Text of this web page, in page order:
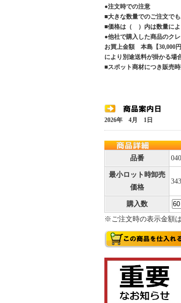
●注文時での注意
■大きな数量でのご注文で
■価格は（ ）内は数量に
●他社で購入した商品のク
お買上金額 本島【30,000
により別途送料が掛かる
■スポット商材につき販売
2026年 4月 1日
品番
最小ロット時卸売
価格
購入数
※ご注文時の表示金額